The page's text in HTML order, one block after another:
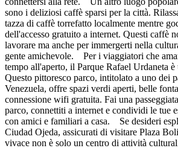
sono i deliziosi caffè sparsi per la città.
tazza di caffè torrefatto localmente mentre
dell'accesso gratuito a internet. Questi caffè
lavorare ma anche per immergerti nella
gente amichevole. Per i viaggiatori che
tempo all'aperto, il Parque Rafael Urdaneta
Questo pittoresco parco, intitolato a uno dei
Venezuela, offre spazi verdi aperti, belle
connessione wifi gratuita. Fai una
parco, connettiti a internet e condividi le tue
con amici e familiari a casa. Se desideri
Ciudad Ojeda, assicurati di visitare Plaza
vivace non è solo un centro di attività